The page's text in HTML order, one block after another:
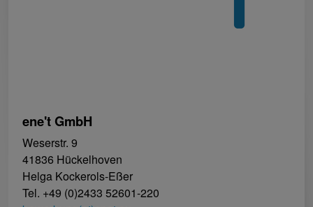
ene't GmbH
Weserstr. 9
41836 Hückelhoven
Helga Kockerols-Eßer
Tel. +49 (0)2433 52601-220